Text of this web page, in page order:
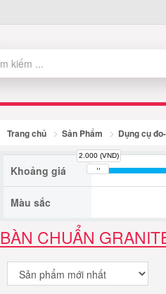
Trang chủ Sản Phẩm Dụng cụ
Khoảng giá
2.000 (VND)
Màu sắc
BÀN CHUẨN